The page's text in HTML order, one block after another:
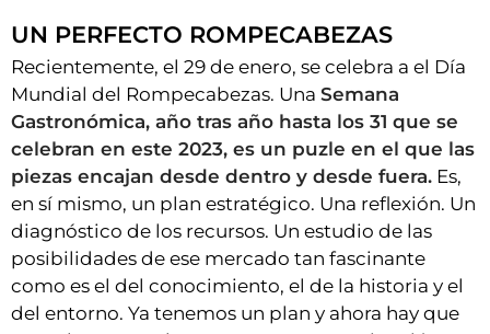
UN PERFECTO ROMPECABEZAS
Recientemente, el 29 de enero, se celebra a el Día
Mundial del Rompecabezas. Una Semana
Gastronómica, año tras año hasta los 31 que se
celebran en este 2023, es un puzle en el que las
piezas encajan desde dentro y desde fuera. Es,
en sí mismo, un plan estratégico. Una reflexión. Un
diagnóstico de los recursos. Un estudio de las
posibilidades de ese mercado tan fascinante
como es el del conocimiento, el de la historia y el
del entorno. Ya tenemos un plan y ahora hay que